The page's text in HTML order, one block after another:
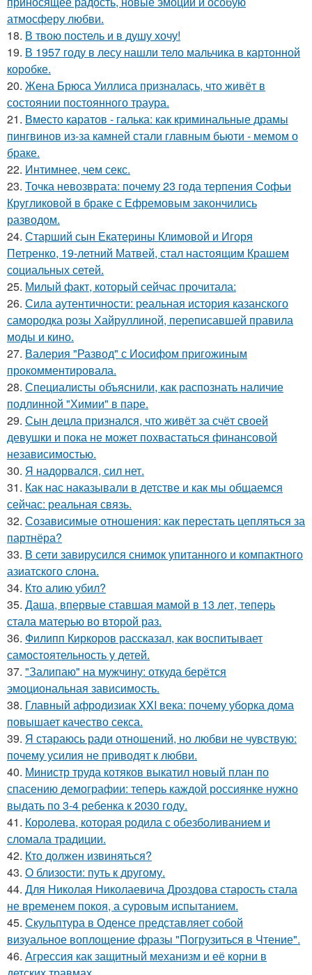
атмосферу любви.
18. В твою постель и в душу хочу!
19. В 1957 году в лесу нашли тело мальчика в картонной
коробке.
20. Жена Брюса Уиллиса призналась, что живёт в
состоянии постоянного траура.
21. Вместо каратов - галька: как криминальные драмы
пингвинов из-за камней стали главным бьюти - мемом о
браке.
22. Интимнее, чем секс.
23. Точка невозврата: почему 23 года терпения Софьи
Кругликовой в браке с Ефремовым закончились
разводом.
24. Старший сын Екатерины Климовой и Игоря
Петренко, 19-летний Матвей, стал настоящим Крашем
социальных сетей.
25. Милый факт, который сейчас прочитала:
26. Сила аутентичности: реальная история казанского
самородка розы Хайруллиной, переписавшей правила
моды и кино.
27. Валерия "Развод" с Иосифом пригожиным
прокомментировала.
28. Специалисты объяснили, как распознать наличие
подлинной "Химии" в паре.
29. Сын децла признался, что живёт за счёт своей
девушки и пока не может похвастаться финансовой
независимостью.
30. Я надорвался, сил нет.
31. Как нас наказывали в детстве и как мы общаемся
сейчас: реальная связь.
32. Созависимые отношения: как перестать цепляться за
партнёра?
33. В сети завирусился снимок упитанного и компактного
азиатского слона.
34. Кто алию убил?
35. Даша, впервые ставшая мамой в 13 лет, теперь
стала матерью во второй раз.
36. Филипп Киркоров рассказал, как воспитывает
самостоятельность у детей.
37. "Залипаю" на мужчину: откуда берётся
эмоциональная зависимость.
38. Главный афродизиак XXI века: почему уборка дома
повышает качество секса.
39. Я стараюсь ради отношений, но любви не чувствую:
почему усилия не приводят к любви.
40. Министр труда котяков выкатил новый план по
спасению демографии: теперь каждой россиянке нужно
выдать по 3-4 ребенка к 2030 году.
41. Королева, которая родила с обезболиванием и
сломала традиции.
42. Кто должен извиняться?
43. О близости: путь к другому.
44. Для Николая Николаевича Дроздова старость стала
не временем покоя, а суровым испытанием.
45. Скульптура в Оденсе представляет собой
визуальное воплощение фразы "Погрузиться в Чтение".
46. Агрессия как защитный механизм и её корни в